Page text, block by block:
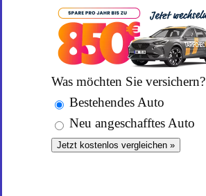
Was möchten Sie versichern?
Bestehendes Auto
Neu angeschafftes Auto
Jetzt kostenlos vergleichen »